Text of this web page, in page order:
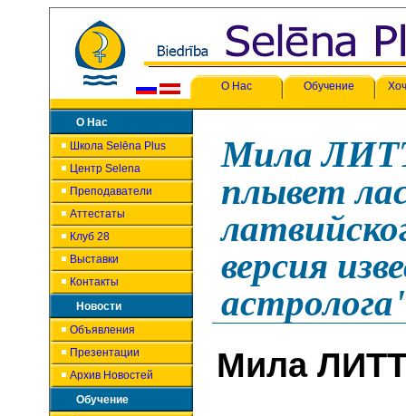
О Нас Обучение
О Нас
Школа Selēna Plus
Центр Selena
Преподаватели
Аттестаты
Клуб 28
Выставки
Контакты
Новости
Объявления
Презентации
Архив Новостей
Обучение
Мила
плывет
версия
Мила